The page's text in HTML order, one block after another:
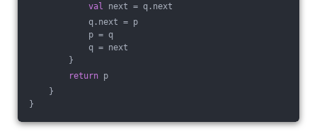
val next = q.next
q.next = p
p = q
q = next
}
return p
}
}